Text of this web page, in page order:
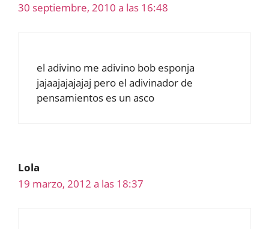
30 septiembre, 2010 a las 16:48
el adivino me adivino bob esponja
jajaajajajajaj pero el adivinador de
pensamientos es un asco
Lola
19 marzo, 2012 a las 18:37